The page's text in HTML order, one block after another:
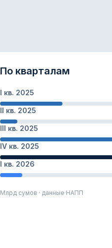
По кварталам
I кв. 2025
II кв. 2025
III кв. 2025
IV кв. 2025
I кв. 2026
Млрд сумов · данные НАПП